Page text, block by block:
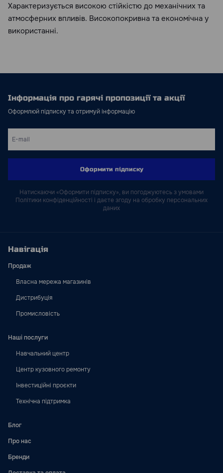
Характеризується високою стійкістю до механічних та
атмосферних впливів. Високопокривна та економічна у
використанні.
Інформація про гарячі пропозиції та акції
Оформлюй підписку та отримуй інформацію
Оформити підписку
Натискаючи «Оформити підписку», ви погоджуютесь з умовами
Політики конфіденційності і даєте згоду на обробку персональних
даних
Навігація
Продаж
Власна мережа магазинів
Дистрибуція
Промисловість
Наші послуги
Навчальний центр
Центр кузовного ремонту
Інвестиційні проєкти
Технічна підтримка
Блог
Про нас
Бренди